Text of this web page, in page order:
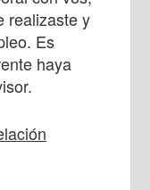
realizaste y
Es
haya